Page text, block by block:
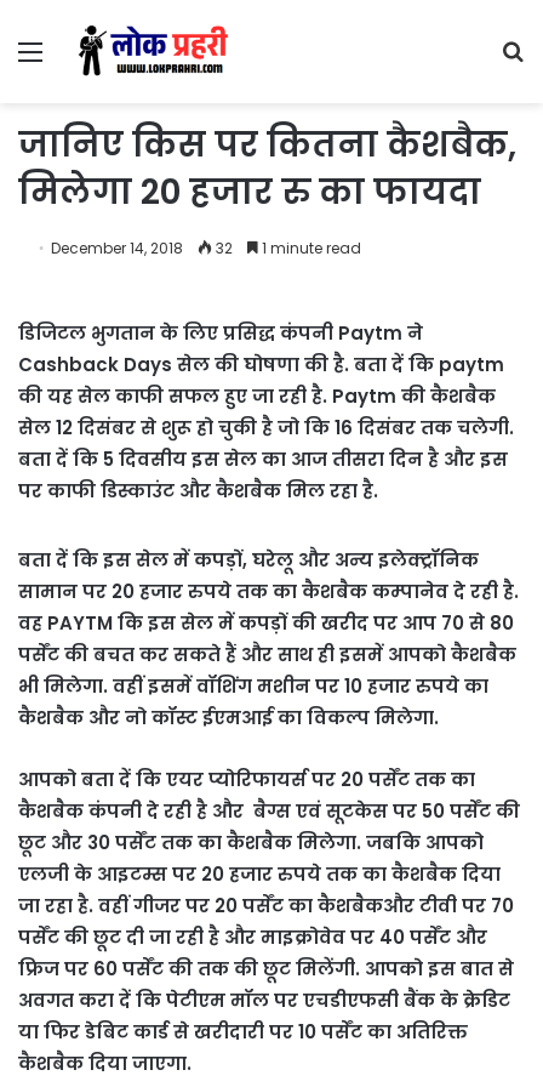
Menu
जानिए किस पर कितना कैशबैक,
मिलेगा 20 हजार रु का फायदा
December 14, 2018 32 1 minute read
डिजिटल भुगतान के लिए प्रसिद्ध कंपनी Paytm ने
Cashback Days सेल की घोषणा की है. बता दें कि paytm
की यह सेल काफी सफल हुए जा रही है. Paytm की कैशबैक
सेल 12 दिसंबर से शुरू हो चुकी है जो कि 16 दिसंबर तक चलेगी.
बता दें कि 5 दिवसीय इस सेल का आज तीसरा दिन है और इस
पर काफी डिस्काउंट और कैशबैक मिल रहा है.
बता दें कि इस सेल में कपड़ों, घरेलू और अन्य इलेक्ट्रॉनिक
सामान पर 20 हजार रुपये तक का कैशबैक कम्पानेव दे रही है.
वह PAYTM कि इस सेल में कपड़ों की खरीद पर आप 70 से 80
पर्सेंट की बचत कर सकते हैं और साथ ही इसमें आपको कैशबैक
भी मिलेगा. वहीं इसमें वॉशिंग मशीन पर 10 हजार रुपये का
कैशबैक और नो कॉस्ट ईएमआई का विकल्प मिलेगा.
आपको बता दें कि एयर प्योरिफायर्स पर 20 पर्सेंट तक का
कैशबैक कंपनी दे रही है और बैग्स एवं सूटकेस पर 50 पर्सेंट की
छूट और 30 पर्सेंट तक का कैशबैक मिलेगा. जबकि आपको
एलजी के आइटम्स पर 20 हजार रुपये तक का कैशबैक दिया
जा रहा है. वहीं गीजर पर 20 पर्सेंट का कैशबैकऔर टीवी पर 70
पर्सेंट की छूट दी जा रही है और माइक्रोवेव पर 40 पर्सेंट और
फ्रिज पर 60 पर्सेंट की तक की छूट मिलेंगी. आपको इस बात से
अवगत करा दें कि पेटीएम मॉल पर एचडीएफसी बैंक के क्रेडिट
या फिर डेबिट कार्ड से खरीदारी पर 10 पर्सेंट का अतिरिक्त
कैशबैक दिया जाएगा.